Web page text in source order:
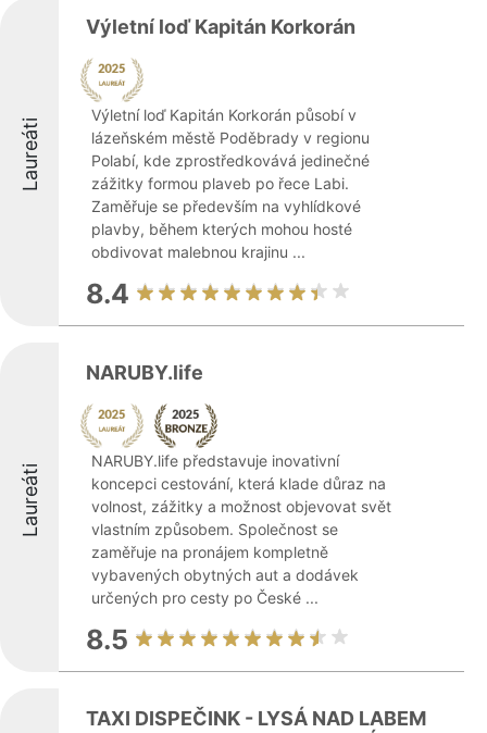
Laureáti
Výletní loď Kapitán Korkorán
Výletní loď Kapitán Korkorán působí v
lázeňském městě Poděbrady v regionu
Polabí, kde zprostředkovává jedinečné
zážitky formou plaveb po řece Labi.
Zaměřuje se především na vyhlídkové
plavby, během kterých mohou hosté
obdivovat malebnou krajinu ...
8.4
Laureáti
NARUBY.life
NARUBY.life představuje inovativní
koncepci cestování, která klade důraz na
volnost, zážitky a možnost objevovat svět
vlastním způsobem. Společnost se
zaměřuje na pronájem kompletně
vybavených obytných aut a dodávek
určených pro cesty po České ...
8.5
TAXI DISPEČINK - LYSÁ NAD LABEM